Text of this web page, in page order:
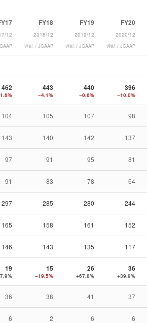
12
FY18
2018/12
連結 / JGAAP
FY19
2019/12
連結 / JGAAP
FY20
2020/12
連結 / JGAAP
462 443
−4.1%
440
−0.6%
396
−10.0%
104 105 107 98
143 140 142 137
97 91 95 81
91 83 78 64
297 285 280 244
165 158 161 152
146 143 135 117
19 15
−19.5%
26
+67.8%
36
+39.9%
36 38 41 37
6 2 6 6